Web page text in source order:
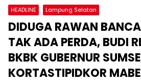
HEADLINE Lampung Selatan
DIDUGA RAWAN
TAK ADA PERDA, BUDI
BKBK GUBERNUR
KORTASTIPIDKOR